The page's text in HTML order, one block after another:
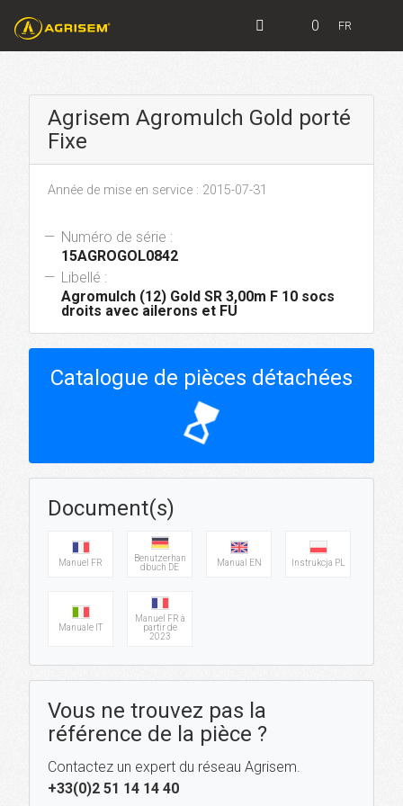
0 FR
Agrisem Agromulch Gold porté
Fixe
Année de mise en service : 2015-07-31
Numéro de série :
15AGROGOL0842
Libellé :
Agromulch (12) Gold SR 3,00m F 10 socs
droits avec ailerons et FU
Catalogue de pièces détachées
hourglass_top
Document(s)
Manuel FR
Benutzerhan
dbuch DE
Manual EN Instrukcja PL
Manuale IT
Manuel FR à
partir de
2023
Vous ne trouvez pas la
référence de la pièce ?
Contactez un expert du réseau Agrisem.
+33(0)2 51 14 14 40